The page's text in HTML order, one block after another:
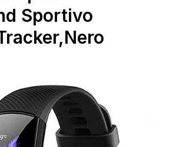
Sportivo